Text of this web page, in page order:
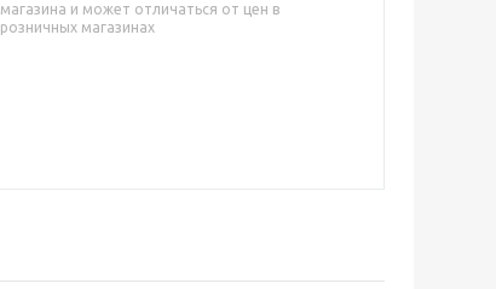
магазина и может отличаться от цен в
розничных магазинах